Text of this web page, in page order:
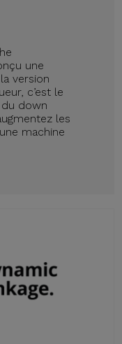
une
version
c’est le
down
les
machine